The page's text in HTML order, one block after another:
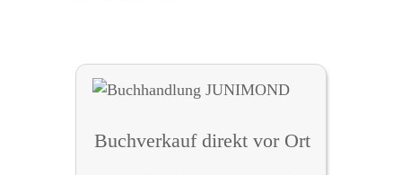
Buchverkauf direkt vor Ort